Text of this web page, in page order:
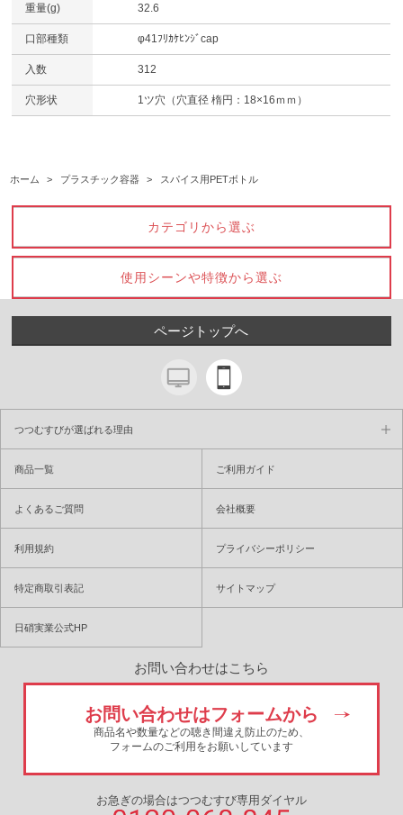
重量(g) 32.6
口部種類 φ41ﾌﾘｶｹﾋﾝｼﾞcap
入数 312
穴形状 1ツ穴（穴直径 楕円：18×16ｍｍ）
ホーム > プラスチック容器 > スパイス用PETボトル
カテゴリから選ぶ
使用シーンや特徴から選ぶ
ページトップへ
つつむすびが選ばれる理由
商品一覧 ご利用ガイド
よくあるご質問 会社概要
利用規約 プライバシーポリシー
特定商取引表記 サイトマップ
日硝実業公式HP
お問い合わせはこちら
お問い合わせはフォームから
商品名や数量などの聴き間違え防止のため、
フォームのご利用をお願いしています
お急ぎの場合はつつむすび専用ダイヤル